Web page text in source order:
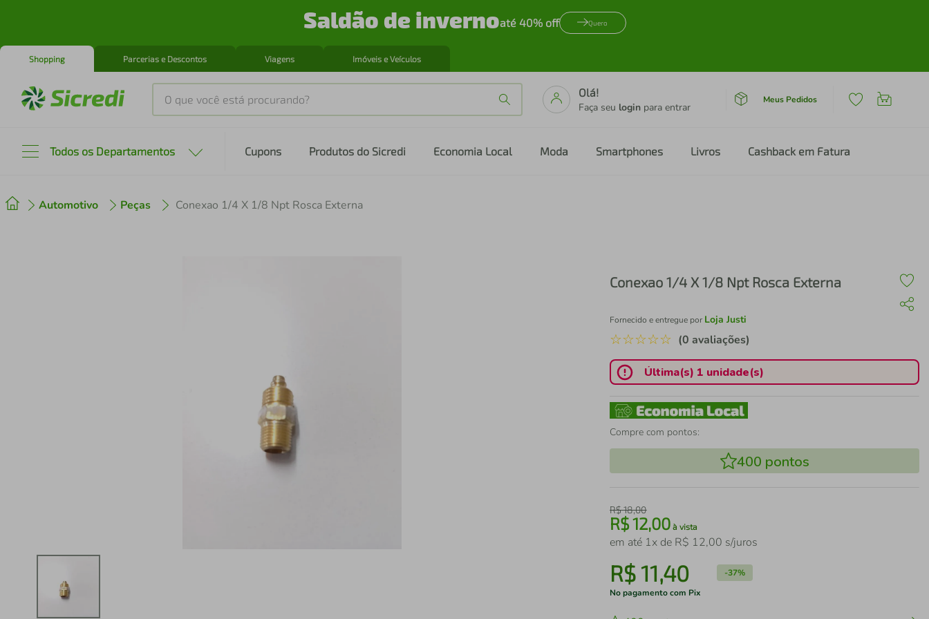
Saldão de invernoaté 40% off Quero
Shopping Parcerias e Descontos Viagens Imóveis e Veículos
O que você está procurando?
Olá!
Faça seu login para entrar
Meus Pedidos
Todos os Departamentos Cupons Produtos do Sicredi Economia Local Moda Smartphones Livros Cashback em Fatura
Automotivo Peças Conexao 1/4 X 1/8 Npt Rosca Externa
Conexao 1/4 X 1/8 Npt Rosca Externa
Fornecido e entregue por Loja Justi
☆☆☆☆☆ (0 avaliações)
Última(s) 1 unidade(s)
Compre com pontos:
400 pontos
R$18,00
R$12,00 à vista
em até 1x de R$ 12,00 s/juros
R$11,40 -37%
No pagamento com Pix
2º cafeteira